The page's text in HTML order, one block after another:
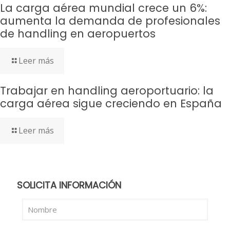
La carga aérea mundial crece un 6%:
aumenta la demanda de profesionales
de handling en aeropuertos
Leer más
Trabajar en handling aeroportuario: la
carga aérea sigue creciendo en España
Leer más
SOLICITA INFORMACIÓN